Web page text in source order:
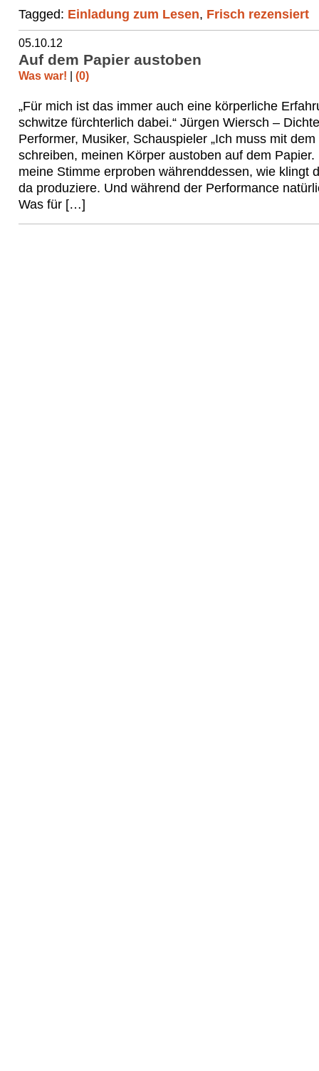
Tagged: Einladung zum Lesen, Frisch rezensiert
05.10.12
Auf dem Papier austoben
Was war! | (0)
„Für mich ist das immer auch eine körperliche
schwitze fürchterlich dabei.“ Jürgen Wiersch –
Performer, Musiker, Schauspieler „Ich muss mit
schreiben, meinen Körper austoben auf dem Papier.
meine Stimme erproben währenddessen, wie klingt
da produziere. Und während der Performance
Was für […]